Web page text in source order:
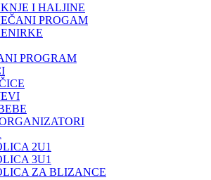
I HALJINE
PROGAM
PROGRAM
2U1
3U1
ZA BLIZANCE